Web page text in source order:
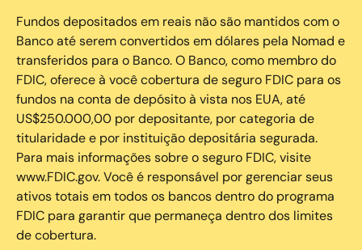
Fundos depositados em reais não são mantidos com o
Banco até serem convertidos em dólares pela Nomad e
transferidos para o Banco. O Banco, como membro do
FDIC, oferece à você cobertura de seguro FDIC para os
fundos na conta de depósito à vista nos EUA, até
US$250.000,00 por depositante, por categoria de
titularidade e por instituição depositária segurada.
Para mais informações sobre o seguro FDIC, visite
www.FDIC.gov. Você é responsável por gerenciar seus
ativos totais em todos os bancos dentro do programa
FDIC para garantir que permaneça dentro dos limites
de cobertura.